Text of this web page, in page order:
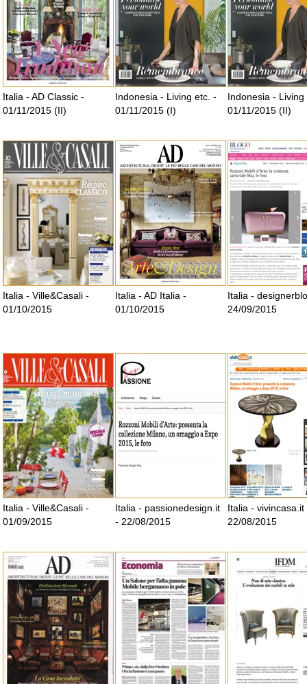
Italia - AD Classic -
01/11/2015 (II)
Indonesia - Living etc. -
01/11/2015 (I)
Indonesia - Living
01/11/2015 (II)
Italia - Ville&Casali -
01/10/2015
Italia - AD Italia -
01/10/2015
Italia -
24/09/2015
Italia - Ville&Casali -
01/09/2015
Italia - passionedesign.it
- 22/08/2015
Italia - vivincasa.it
22/08/2015